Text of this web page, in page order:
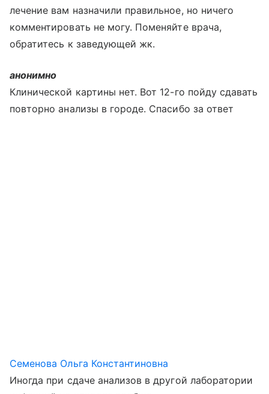
лечение вам назначили правильное, но ничего
комментировать не могу. Поменяйте врача,
обратитесь к заведующей жк.
анонимно
Клинической картины нет. Вот 12-го пойду сдавать
повторно анализы в городе. Спасибо за ответ
Семенова Ольга Константиновна
Иногда при сдаче анализов в другой лаборатории